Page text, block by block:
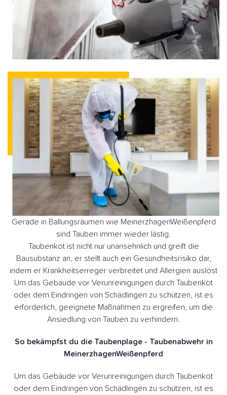
Gerade in Ballungsräumen wie MeinerzhagenWeißenpferd
sind Tauben immer wieder lästig.
Taubenkot ist nicht nur unansehnlich und greift die
Bausubstanz an, er stellt auch ein Gesundheitsrisiko dar,
indem er Krankheitserreger verbreitet und Allergien auslöst
Um das Gebäude vor Verunreinigungen durch Taubenkot
oder dem Eindringen von Schädlingen zu schützen, ist es
erforderlich, geeignete Maßnahmen zu ergreifen, um die
Ansiedlung von Tauben zu verhindern.
So bekämpfst du die Taubenplage - Taubenabwehr in
MeinerzhagenWeißenpferd
Um das Gebäude vor Verunreinigungen durch Taubenkot
oder dem Eindringen von Schädlingen zu schützen, ist es